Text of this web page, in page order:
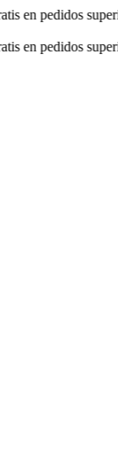
superiores
superiores